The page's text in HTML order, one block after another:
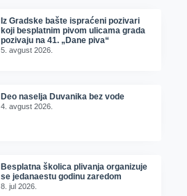
Iz Gradske bašte ispraćeni pozivari
koji besplatnim pivom ulicama grada
pozivaju na 41. „Dane piva“
5. avgust 2026.
Deo naselja Duvanika bez vode
4. avgust 2026.
Besplatna školica plivanja organizuje
se jedanaestu godinu zaredom
8. jul 2026.